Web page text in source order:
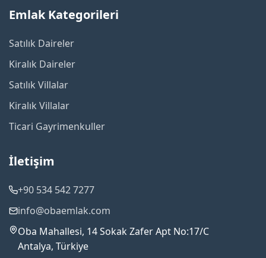
Emlak Kategorileri
Satılık Daireler
Kiralık Daireler
Satılık Villalar
Kiralık Villalar
Ticari Gayrimenkuller
İletişim
+90 534 542 7277
info@obaemlak.com
Oba Mahallesi, 14 Sokak Zafer Apt No:17/C
Antalya, Türkiye